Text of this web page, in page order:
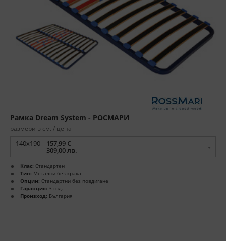
Рамка Dream System - РОСМАРИ
размери в см. / цена
140x190 - 157,99 €
309,00 лв.
Клас: Стандартен
Тип: Метални без крака
Опции: Стандартни без повдигане
Гаранция: 3 год.
Произход: България